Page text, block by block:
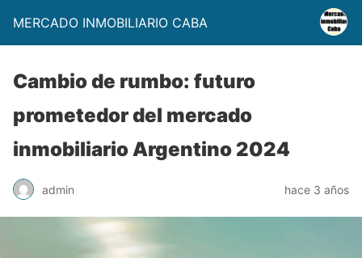
MERCADO INMOBILIARIO CABA
Cambio de rumbo: futuro
prometedor del mercado
inmobiliario Argentino 2024
admin hace 3 años